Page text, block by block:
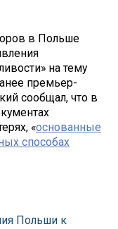
в Польше
на тему
премьер-
сообщал, что в
«основанные
способах
Польши к